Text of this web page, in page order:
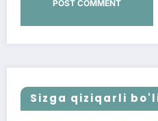
Sizga qiziqarli